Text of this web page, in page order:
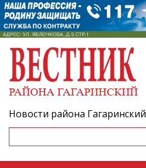
Новости района Гагаринский